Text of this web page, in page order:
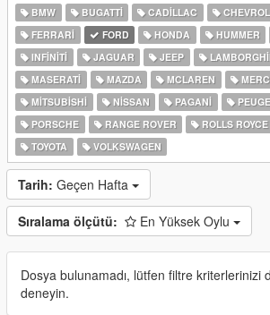
BMW
BUGATTI CADILLAC
FERRARI
FORD HONDA HUMMER
INFINITI
JAGUAR JEEP
MASERATI
MAZDA MCLAREN
MITSUBISHI
NISSAN PAGANI
PORSCHE
RANGE ROVER ROLLS ROYCE
TOYOTA
VOLKSWAGEN
Tarih: Geçen Hafta
Sıralama ölçütü: En Yüksek Oylu
Dosya bulunamadı, lütfen filtre kriterlerinizi
deneyin.